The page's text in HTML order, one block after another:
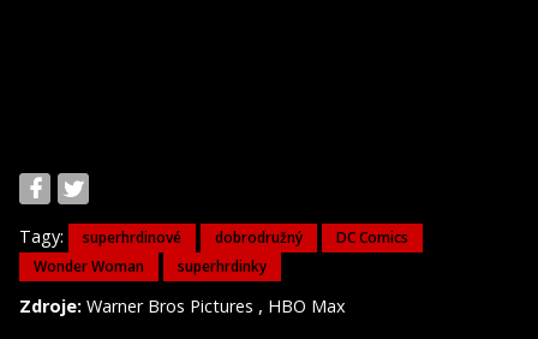
Tagy: superhrdinové dobrodružný
DC Comics
Wonder Woman
superhrdinky
Zdroje: Warner Bros Pictures , HBO Max